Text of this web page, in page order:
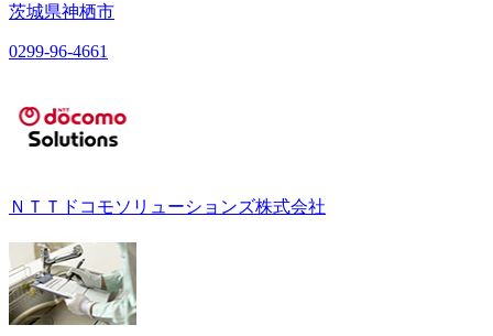
茨城県神栖市
0299-96-4661
ＮＴＴドコモソリューションズ株式会社